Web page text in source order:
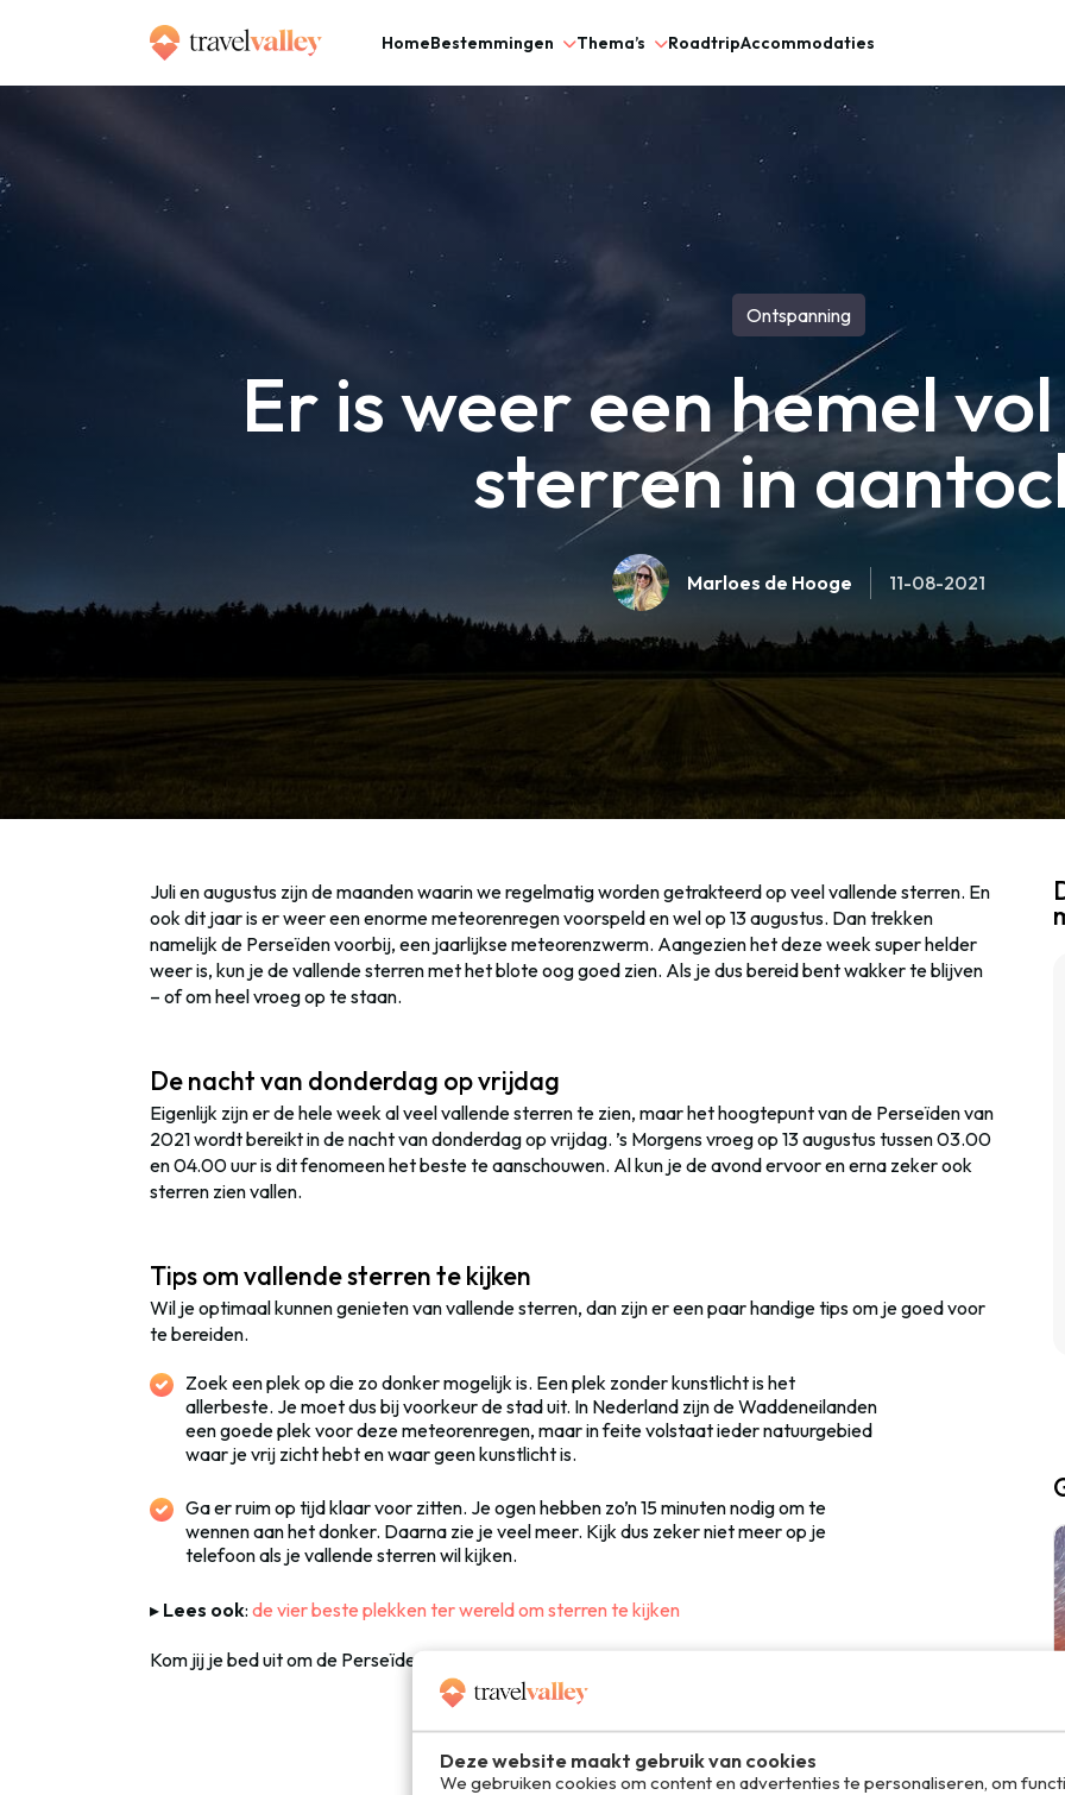
Deze website maakt gebruik van cookies
We gebruiken cookies om content en advertenties te personaliseren, om
HomeBestemmingen Thema’s RoadtripAccommodaties
Ontspanning
Er is weer een hemel
sterren in
Marloes de Hooge 11-08-2021
Juli en augustus zijn de maanden waarin we regelmatig worden getrakteerd op veel vallende sterren. En
ook dit jaar is er weer een enorme meteorenregen voorspeld en wel op 13 augustus. Dan trekken
namelijk de Perseïden voorbij, een jaarlijkse meteorenzwerm. Aangezien het deze week super helder
weer is, kun je de vallende sterren met het blote oog goed zien. Als je dus bereid bent wakker te blijven
– of om heel vroeg op te staan.
De nacht van donderdag op vrijdag
Eigenlijk zijn er de hele week al veel vallende sterren te zien, maar het hoogtepunt van de Perseïden van
2021 wordt bereikt in de nacht van donderdag op vrijdag. ’s Morgens vroeg op 13 augustus tussen 03.00
en 04.00 uur is dit fenomeen het beste te aanschouwen. Al kun je de avond ervoor en erna zeker ook
sterren zien vallen.
Tips om vallende sterren te kijken
Wil je optimaal kunnen genieten van vallende sterren, dan zijn er een paar handige tips om je goed voor
te bereiden.
Zoek een plek op die zo donker mogelijk is. Een plek zonder kunstlicht is het
allerbeste. Je moet dus bij voorkeur de stad uit. In Nederland zijn de Waddeneilanden
een goede plek voor deze meteorenregen, maar in feite volstaat ieder natuurgebied
waar je vrij zicht hebt en waar geen kunstlicht is.
Ga er ruim op tijd klaar voor zitten. Je ogen hebben zo’n 15 minuten nodig om te
wennen aan het donker. Daarna zie je veel meer. Kijk dus zeker niet meer op je
telefoon als je vallende sterren wil kijken.
▸ Lees ook: de vier beste plekken ter wereld om sterren te kijken
Kom jij je bed uit om de Perseïden van 2021 te zien? Dit is ongeveer wat je kunt verwachten!